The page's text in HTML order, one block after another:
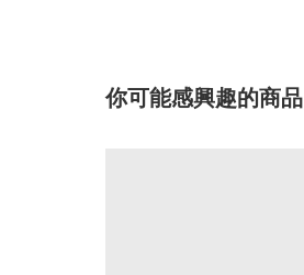
你可能感興趣的商品